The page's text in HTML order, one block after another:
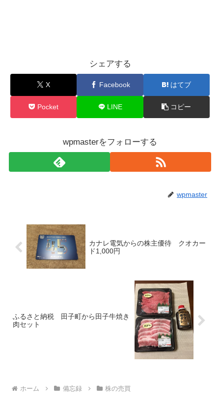
シェアする
X Facebook はてブ
Pocket LINE コピー
wpmasterをフォローする
wpmaster
カナレ電気からの株主優待 クオカー
ド1,000円
ふるさと納税 田子町から田子牛焼き
肉セット
ホーム 備忘録 株の売買